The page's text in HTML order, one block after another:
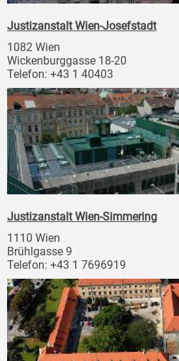
Justizanstalt Wien-Josefstadt
1082 Wien
Wickenburggasse 18-20
Telefon: +43 1 40403
Justizanstalt Wien-Simmering
1110 Wien
Brühlgasse 9
Telefon: +43 1 7696919